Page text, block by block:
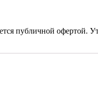
публичной офертой.